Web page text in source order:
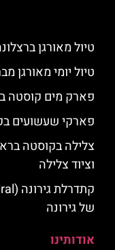
טיול מאורגן
טיול יומי מאורגן
פארק מים קוסטה
פארקי שעשועים
צלילה בקוסטה
וציוד צלילה
של גירונה
אודותינו